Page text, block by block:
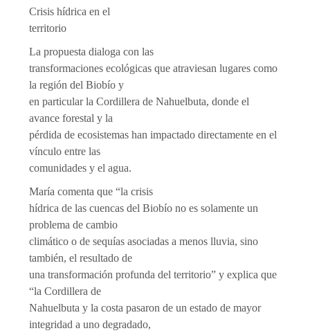
Crisis hídrica en el
territorio
La propuesta dialoga con las
transformaciones ecológicas que atraviesan lugares como
la región del Biobío y
en particular la Cordillera de Nahuelbuta, donde el
avance forestal y la
pérdida de ecosistemas han impactado directamente en el
vínculo entre las
comunidades y el agua.
María comenta que “la crisis
hídrica de las cuencas del Biobío no es solamente un
problema de cambio
climático o de sequías asociadas a menos lluvia, sino
también, el resultado de
una transformación profunda del territorio” y explica que
“la Cordillera de
Nahuelbuta y la costa pasaron de un estado de mayor
integridad a uno degradado,